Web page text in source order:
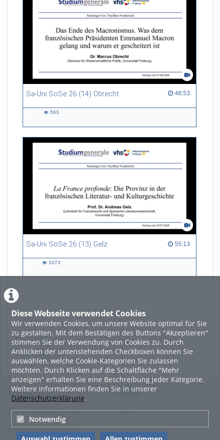
Diese Webseite verwendet Cookies
Wir verwenden Cookies, um unsere Website optimal für Sie
zu gestalten. Mit dem Bestätigen des Buttons "Akzeptieren"
stimmen Sie der Verwendung von Cookies zu. Durch
Anklicken der untenstehenden Checkboxen können Sie
auswählen, welche Cookie-Kategorien Sie zulassen
möchten. Durch Klicken auf die Schaltfläche "Mehr
anzeigen" erhalten Sie eine Beschreibung jeder Kategorie.
Weitere Informationen finden Sie in unserer
Datenschutzerklärung.
Notwendig
Sa-Uni SoSe 26 (14) Obrecht 46:53
46:53 duration
563
Sa-Uni SoSe 26 (13) Gelz 55:13
55:13 duration
1073
LADE MEHR
Featured
Beliebtheit
Legal Info
Nutzungsbedingungen
Datenschutzerklärung
Links
Sitemap